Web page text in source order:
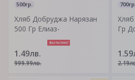
500гр.
Хляб Добруджа Нарязан
500 Гр Елиаз-
1.49лв.
999.99лв.
Гр